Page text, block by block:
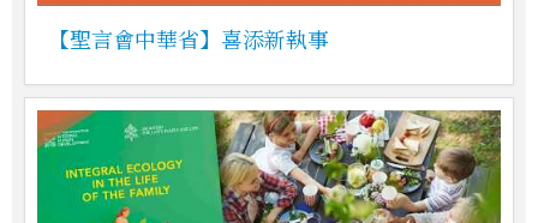
【聖言會中華省】喜添新執事